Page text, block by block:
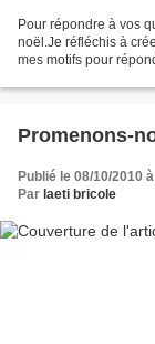
Pour répondre à vos
noël.Je réfléchis à
mes motifs pour
Promenons-
Publié le 08/10/2010
Par laeti bricole